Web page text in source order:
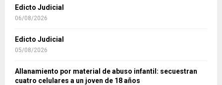
Edicto Judicial
06/08/2026
Edicto Judicial
05/08/2026
Allanamiento por material de abuso infantil: secuestran
cuatro celulares a un joven de 18 años